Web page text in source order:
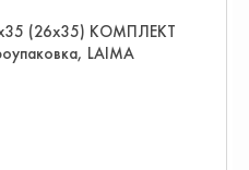
LAIMA